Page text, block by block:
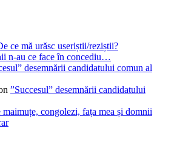
ce mă urăsc useriștii/reziștii?
n-au ce face în concediu…
desemnării candidatului comun al
”Succesul” desemnării candidatului
maimuțe, congolezi, fața mea și domnii